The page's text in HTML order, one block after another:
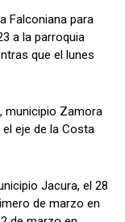
Falconiana para
a la parroquia
que el lunes
municipio Zamora
eje de la Costa
Jacura, el 28
de marzo en